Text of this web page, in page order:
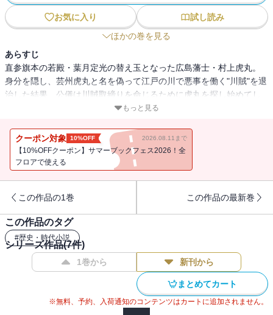
お気に入り
試し読み
ほかの巻を見る
あらすじ
直参旗本の若殿・葉月定光の替え玉となった広島藩士・村上虎丸。
身分を隠し、芸州虎丸と名を偽って江戸の川で悪事を働く"川賊"を退
治した結果、公儀は川賊取締りを命じるために虎丸を探し始めてし
もっと見る
クーポン対象 10%OFF 2026.08.11まで
【10%OFFクーポン】サマーブックフェス2026！全
フロアで使える
この作品の1巻 この作品の最新巻
この作品のタグ
#歴史・時代小説
シリーズ作品(7件)
1巻から 新刊から
まとめてカート
※無料、予約、入荷通知のコンテンツはカートに追加されません。